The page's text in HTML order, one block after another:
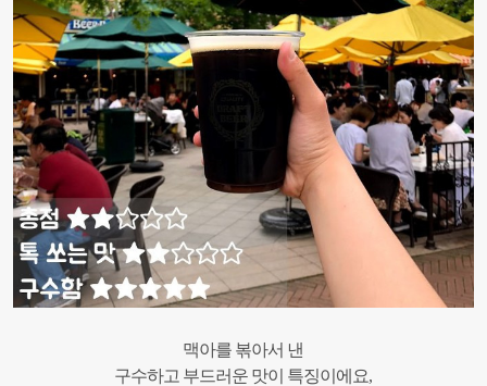
맥아를 볶아서 낸
구수하고 부드러운 맛이 특징이에요,